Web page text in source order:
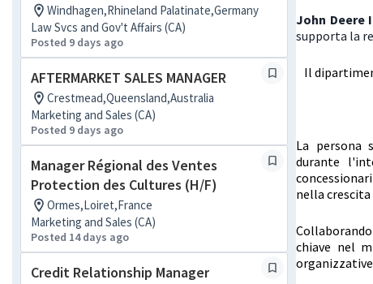
Windhagen,Rhineland Palatinate,Germany
Law Svcs and Gov't Affairs (CA)
Posted 9 days ago
AFTERMARKET SALES MANAGER
Crestmead,Queensland,Australia
Marketing and Sales (CA)
Posted 9 days ago
Manager Régional des Ventes
Protection des Cultures (H/F)
Ormes,Loiret,France
Marketing and Sales (CA)
Posted 14 days ago
Credit Relationship Manager
John Deere
supporta la
Il
La persona
durante
nella
chiave nel